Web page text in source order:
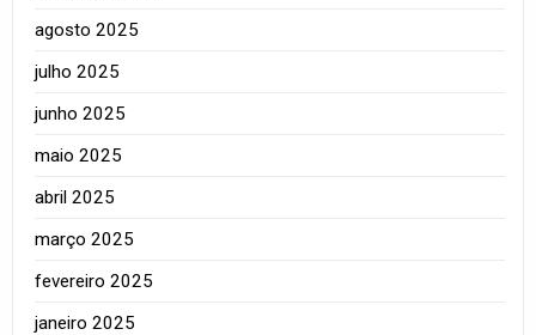
agosto 2025
julho 2025
junho 2025
maio 2025
abril 2025
março 2025
fevereiro 2025
janeiro 2025